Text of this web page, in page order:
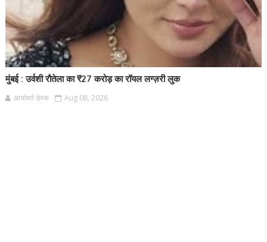
मुंबई : उर्वशी रौतेला का ₹27 करोड़ का रॉयल लग्ज़री लुक
आर्यावर्त डेस्क Aug 08, 2026